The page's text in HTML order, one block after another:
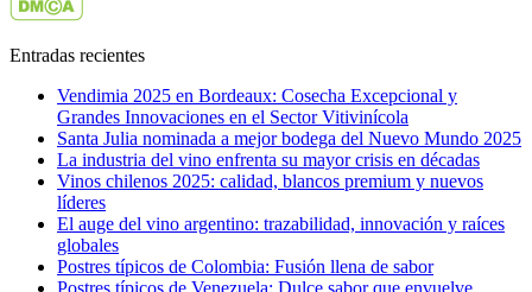
Entradas recientes
Vendimia 2025 en Bordeaux: Cosecha Excepcional y
Grandes Innovaciones en el Sector Vitivinícola
Santa Julia nominada a mejor bodega del Nuevo Mundo 2025
La industria del vino enfrenta su mayor crisis en décadas
Vinos chilenos 2025: calidad, blancos premium y nuevos
líderes
El auge del vino argentino: trazabilidad, innovación y raíces
globales
Postres típicos de Colombia: Fusión llena de sabor